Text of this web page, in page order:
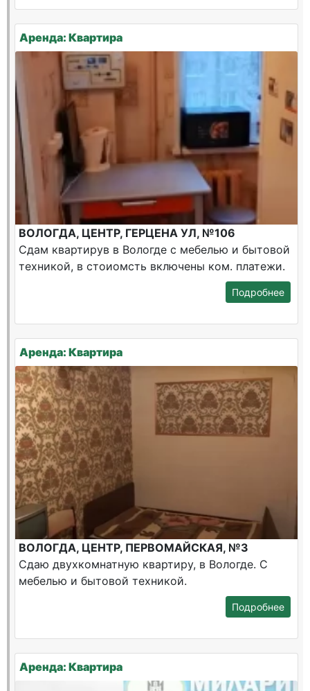
Аренда: Квартира
ВОЛОГДА, ЦЕНТР, ГЕРЦЕНА УЛ, №106
Сдам квартирув в Вологде с мебелью и бытовой
техникой, в стоиомсть включены ком. платежи.
Подробнее
Аренда: Квартира
ВОЛОГДА, ЦЕНТР, ПЕРВОМАЙСКАЯ, №3
Сдаю двухкомнатную квартиру, в Вологде. С
мебелью и бытовой техникой.
Подробнее
Аренда: Квартира